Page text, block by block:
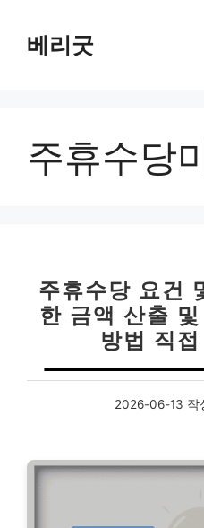
베리굿
주휴수당
주휴수당 요건
한 금액 산출
방법 직
2026-06-13 작